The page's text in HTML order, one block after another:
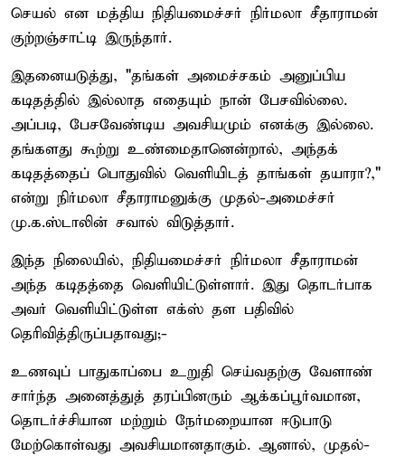
செயல் என மத்திய நிதியமைச்சர் நிர்மலா சீதாராமன்
குற்றஞ்சாட்டி இருந்தார்.
இதனையடுத்து, "தங்கள் அமைச்சகம் அனுப்பிய
கடிதத்தில் இல்லாத எதையும் நான் பேசவில்லை.
அப்படி, பேசவேண்டிய அவசியமும் எனக்கு இல்லை.
தங்களது கூற்று உண்மைதானென்றால், அந்தக்
கடிதத்தைப் பொதுவில் வெளியிடத் தாங்கள் தயாரா?,"
என்று நிர்மலா சீதாராமனுக்கு முதல்-அமைச்சர்
மு.க.ஸ்டாலின் சவால் விடுத்தார்.
இந்த நிலையில், நிதியமைச்சர் நிர்மலா சீதாராமன்
அந்த கடிதத்தை வெளியிட்டுள்ளார். இது தொடர்பாக
அவர் வெளியிட்டுள்ள எக்ஸ் தள பதிவில்
தெரிவித்திருப்பதாவது;-
உணவுப் பாதுகாப்பை உறுதி செய்வதற்கு வேளாண்
சார்ந்த அனைத்துத் தரப்பினரும் ஆக்கப்பூர்வமான,
தொடர்ச்சியான மற்றும் நேர்மறையான ஈடுபாடு
மேற்கொள்வது அவசியமானதாகும். ஆனால், முதல்-